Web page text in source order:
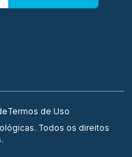
Termos de Uso
Todos os direitos